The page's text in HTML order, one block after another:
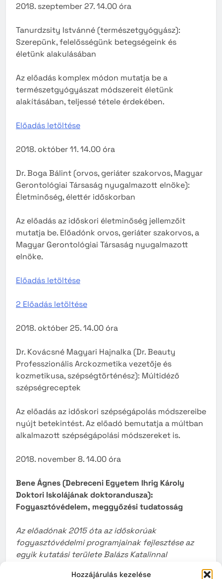
Hozzájárulás kezelése
2018. szeptember 27. 14.00 óra
Tanurdzsity Istvánné (természetgyógyász):
Szerepünk, felelősségünk betegségeink és
életünk alakulásában
Az előadás komplex módon mutatja be a
természetgyógyászat módszereit életünk
alakításában, teljessé tétele érdekében.
Előadás letöltése
2018. október 11. 14.00 óra
Dr. Boga Bálint (orvos, geriáter szakorvos, Magyar
Gerontológiai Társaság nyugalmazott elnöke):
Életminőség, élettér időskorban
Az előadás az időskori életminőség jellemzőit
mutatja be. Előadónk orvos, geriáter szakorvos, a
Magyar Gerontológiai Társaság nyugalmazott
elnöke.
Előadás letöltése
2 Előadás letöltése
2018. október 25. 14.00 óra
Dr. Kovácsné Magyari Hajnalka (Dr. Beauty
Professzionális Arckozmetika vezetője és
kozmetikusa, szépségtörténész): Múltidéző
szépségreceptek
Az előadás az időskori szépségápolás módszereibe
nyújt betekintést. Az előadó bemutatja a múltban
alkalmazott szépségápolási módszereket is.
2018. november 8. 14.00 óra
Bene Ágnes (Debreceni Egyetem Ihrig Károly
Doktori Iskolájának doktorandusza):
Fogyasztóvédelem, meggyőzési tudatosság
Az előadónak 2015 óta az időskorúak
fogyasztóvédelmi programjainak fejlesztése az
egyik kutatási területe Balázs Katalinnal